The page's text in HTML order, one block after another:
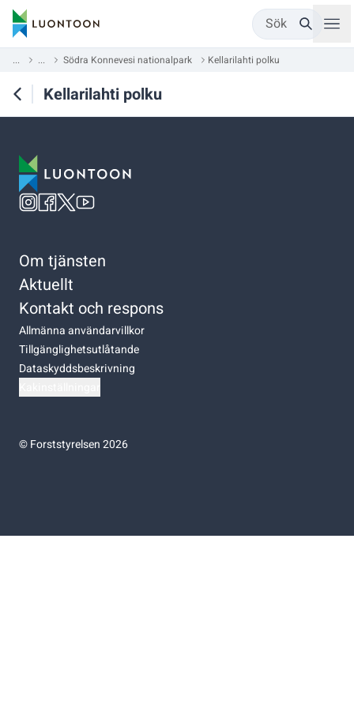
Sök
... ... Södra Konnevesi nationalpark Kellarilahti polku
Kellarilahti polku
Om tjänsten
Aktuellt
Kontakt och respons
Allmänna användarvillkor
Tillgänglighetsutlåtande
Dataskyddsbeskrivning
©Forststyrelsen 2026